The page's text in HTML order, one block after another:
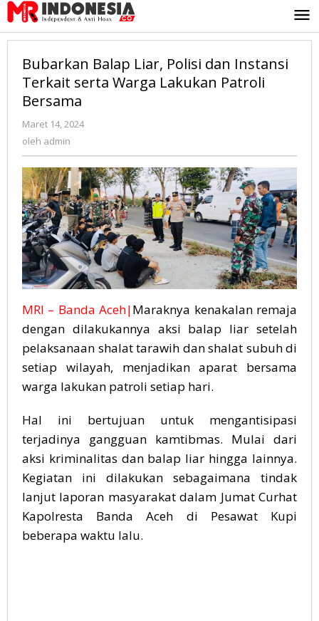
Lewati
ke
konten
Bubarkan Balap Liar, Polisi dan Instansi
Terkait serta Warga Lakukan Patroli
Bersama
Maret 14, 2024
oleh admin
MRI – Banda Aceh|Maraknya kenakalan remaja
dengan dilakukannya aksi balap liar setelah
pelaksanaan shalat tarawih dan shalat subuh di
setiap wilayah, menjadikan aparat bersama
warga lakukan patroli setiap hari.
Hal ini bertujuan untuk mengantisipasi
terjadinya gangguan kamtibmas. Mulai dari
aksi kriminalitas dan balap liar hingga lainnya.
Kegiatan ini dilakukan sebagaimana tindak
lanjut laporan masyarakat dalam Jumat Curhat
Kapolresta Banda Aceh di Pesawat Kupi
beberapa waktu lalu.